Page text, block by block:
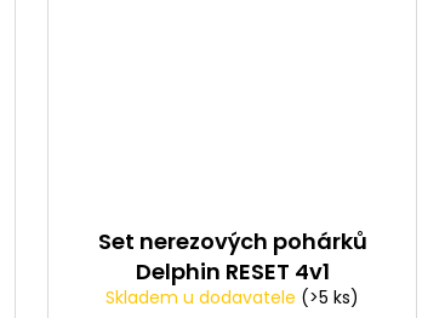
Set nerezových pohárků
Delphin RESET 4v1
Skladem u dodavatele (>5 ks)